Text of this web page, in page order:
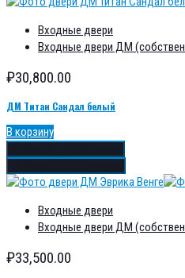
Входные двери
Входные двери ДМ
₽30,800.00
ДМ Титан Сандал белый
В корзину
Входные двери
Входные двери ДМ
₽33,500.00